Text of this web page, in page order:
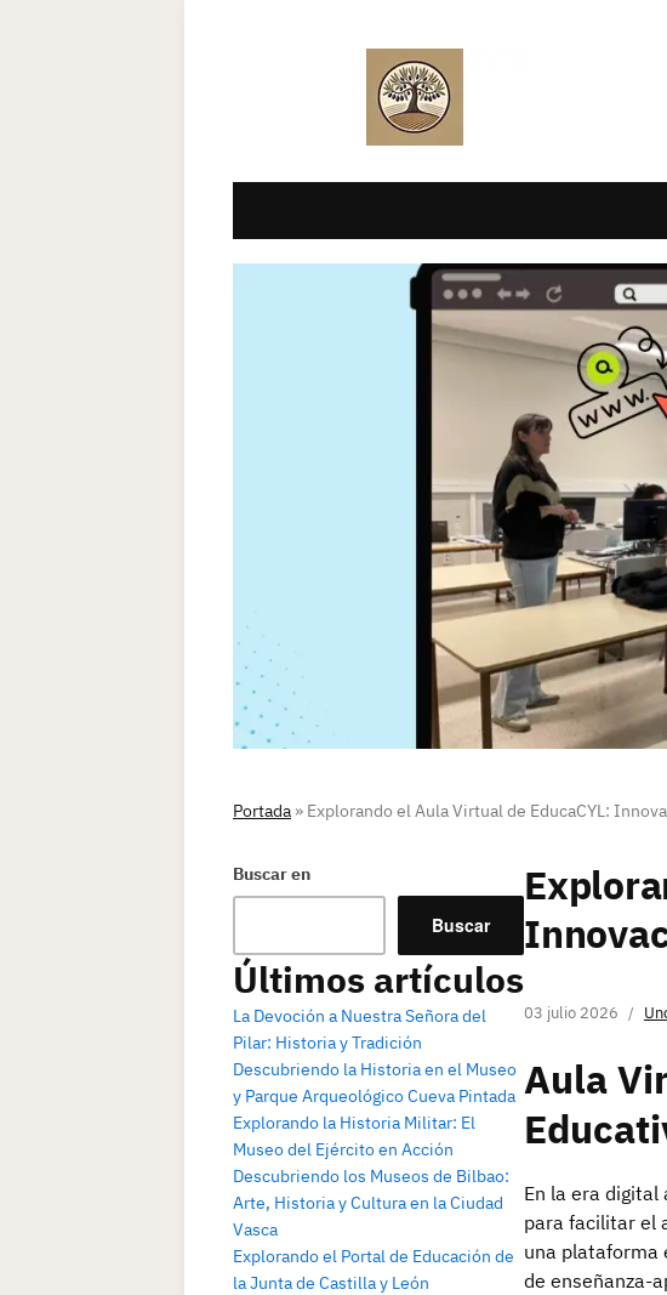
Portada » Explorando el Aula Virtual de EducaCYL:
Buscar en
Buscar
Últimos artículos
La Devoción a Nuestra Señora del
Pilar: Historia y Tradición
Descubriendo la Historia en el Museo
y Parque Arqueológico Cueva Pintada
Explorando la Historia Militar: El
Museo del Ejército en Acción
Descubriendo los Museos de Bilbao:
Arte, Historia y Cultura en la Ciudad
Vasca
Explorando el Portal de Educación de
la Junta de Castilla y León
03 julio 2026
Aula
En la era
para facilitar el
una plataforma
de enseñanza-